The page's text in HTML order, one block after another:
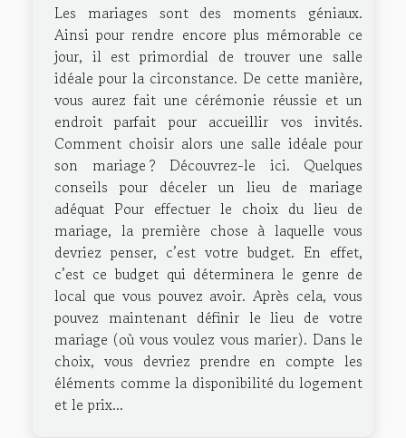
Les mariages sont des moments géniaux.
Ainsi pour rendre encore plus mémorable ce
jour, il est primordial de trouver une salle
idéale pour la circonstance. De cette manière,
vous aurez fait une cérémonie réussie et un
endroit parfait pour accueillir vos invités.
Comment choisir alors une salle idéale pour
son mariage ? Découvrez-le ici. Quelques
conseils pour déceler un lieu de mariage
adéquat Pour effectuer le choix du lieu de
mariage, la première chose à laquelle vous
devriez penser, c’est votre budget. En effet,
c’est ce budget qui déterminera le genre de
local que vous pouvez avoir. Après cela, vous
pouvez maintenant définir le lieu de votre
mariage (où vous voulez vous marier). Dans le
choix, vous devriez prendre en compte les
éléments comme la disponibilité du logement
et le prix...